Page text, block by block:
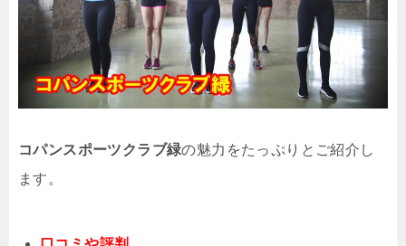
コパンスポーツクラブ緑の魅力をたっぷりとご紹介し
ます。